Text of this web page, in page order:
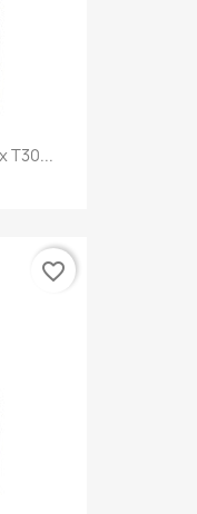
T30...
favorite_border